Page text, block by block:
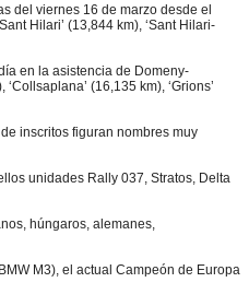
del viernes 16 de marzo desde el
Hilari’ (13,844 km), ‘Sant Hilari-
en la asistencia de Domeny-
(16,135 km), ‘Grions’
inscritos figuran nombres muy
unidades Rally 037, Stratos, Delta
húngaros, alemanes,
M3), el actual Campeón de Europa